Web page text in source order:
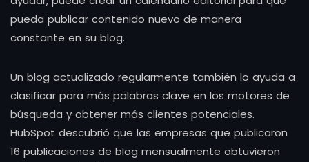
pueda publicar contenido nuevo de manera
constante en su blog.
Un blog actualizado regularmente también lo ayuda a
clasificar para más palabras clave en los motores de
búsqueda y obtener más clientes potenciales.
HubSpot descubrió que las empresas que publicaron
16 publicaciones de blog mensualmente obtuvieron